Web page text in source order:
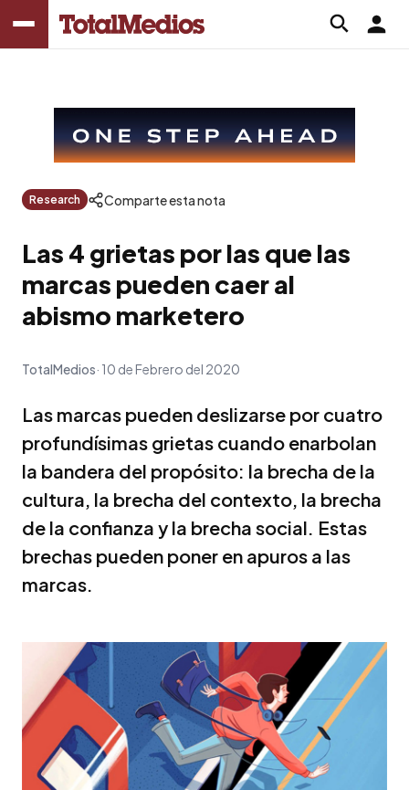
Research Comparte esta nota
Las 4 grietas por las que las
marcas pueden caer al
abismo marketero
TotalMedios 10 de Febrero del 2020
Las marcas pueden deslizarse por cuatro
profundísimas grietas cuando enarbolan
la bandera del propósito: la brecha de la
cultura, la brecha del contexto, la brecha
de la confianza y la brecha social. Estas
brechas pueden poner en apuros a las
marcas.